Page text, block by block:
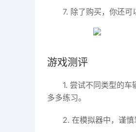
7. 除了购买，你还可
游戏测评
1. 尝试不同类型的
多多练习。
2. 在模拟器中，谨